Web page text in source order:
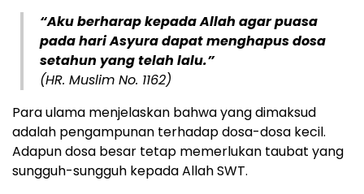
“Aku berharap kepada Allah agar puasa
pada hari Asyura dapat menghapus dosa
setahun yang telah lalu.”
(HR. Muslim No. 1162)
Para ulama menjelaskan bahwa yang dimaksud
adalah pengampunan terhadap dosa-dosa kecil.
Adapun dosa besar tetap memerlukan taubat yang
sungguh-sungguh kepada Allah SWT.